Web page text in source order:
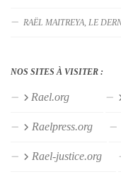
RAËL MAITREYA, LE
NOS SITES À VISITER :
Rael.org
Raelpress.org
Rael-justice.org